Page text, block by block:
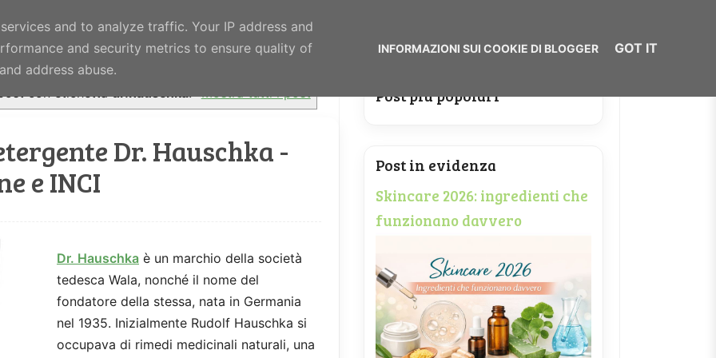
APPROFONDIMENTI PRIVACY POLICY COOKIE POLICY
Dr. Hauschka -
e INCI
Dr. Hauschka è un marchio della società
tedesca Wala, nonché il nome del
fondatore della stessa, nata in Germania
nel 1935. Inizialmente Rudolf Hauschka si
occupava di rimedi medicinali naturali, una
Post più popolari
Post in evidenza
Skincare 2026: ingredienti che
funzionano davvero
and to analyze traffic. Your IP address and
and security metrics to ensure quality of
address abuse.
GOT IT